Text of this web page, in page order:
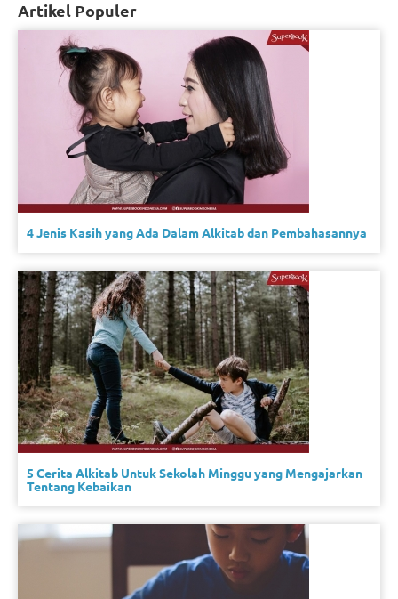
Artikel Populer
4 Jenis Kasih yang Ada Dalam Alkitab dan Pembahasannya
5 Cerita Alkitab Untuk Sekolah Minggu yang Mengajarkan
Tentang Kebaikan